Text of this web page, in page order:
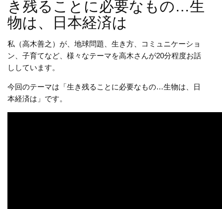
き残ることに必要なもの…生
物は、日本経済は
私（高木善之）が、地球問題、生き方、コミュニケーショ
ン、子育てなど、様々なテーマを高木さんが20分程度お話
ししています。
今回のテーマは「生き残ることに必要なもの…生物は、日
本経済は」です。